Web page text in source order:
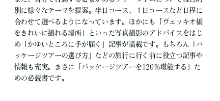
別に様々なテーマを提案。半日コース、１日コースなど日程に
合わせて選べるようになっています。ほかにも「ヴェッキオ橋
をきれいに撮れる場所」といった写真撮影のアドバイスをはじ
め「かゆいところに手が届く」記事が満載です。もちろん「パ
ッケージツアーの選び方」などの旅行に行く前に役立つ記事や
情報も充実。まさに「パッケージツアーを120％堪能する」た
めの必読書です。